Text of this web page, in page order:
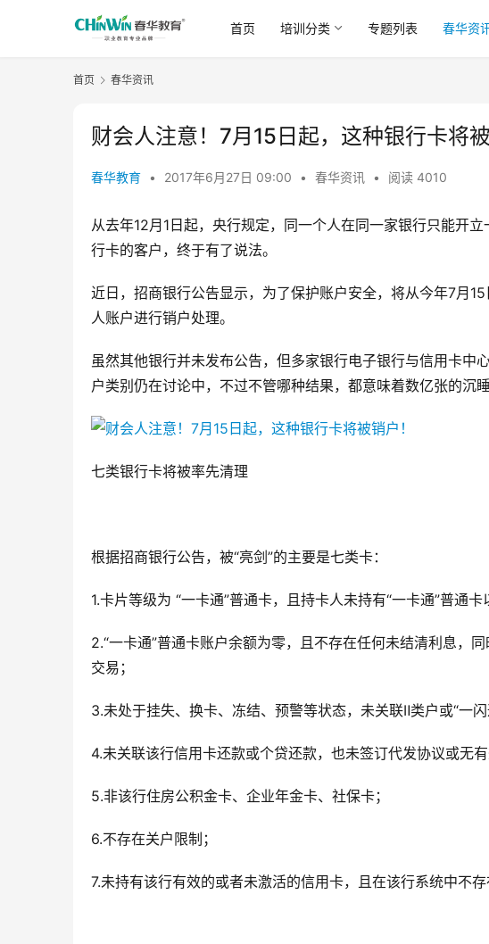
首页 培训分类 专题列表 春华资
首页 春华资讯
财会人注意！7月15日起，这种银行卡将被
春华教育 • 2017年6月27日 09:00 • 春华资讯 • 阅读 4010
从去年12月1日起，央行规定，同一个人在同一家银行只能开
行卡的客户，终于有了说法。
近日，招商银行公告显示，为了保护账户安全，将从今年7月
人账户进行销户处理。
虽然其他银行并未发布公告，但多家银行电子银行与信用卡中
户类别仍在讨论中，不过不管哪种结果，都意味着数亿张的沉
七类银行卡将被率先清理
根据招商银行公告，被“亮剑”的主要是七类卡：
1.卡片等级为 “一卡通”普通卡，且持卡人未持有“一卡通”普通
2.“一卡通”普通卡账户余额为零，且不存在任何未结清利息，
交易；
3.未处于挂失、换卡、冻结、预警等状态，未关联Ⅱ类户或“一闪
4.未关联该行信用卡还款或个贷还款，也未签订代发协议或无有
5.非该行住房公积金卡、企业年金卡、社保卡；
6.不存在关户限制；
7.未持有该行有效的或者未激活的信用卡，且在该行系统中不存